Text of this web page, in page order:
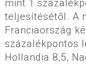
mint 1
teljesítésétől. A
Franciaország
százalékpontos
Hollandia 8,5,